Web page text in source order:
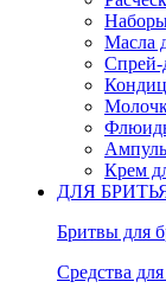
Масла
Спрей-
Крем
ДЛЯ
Бритвы для
Средства